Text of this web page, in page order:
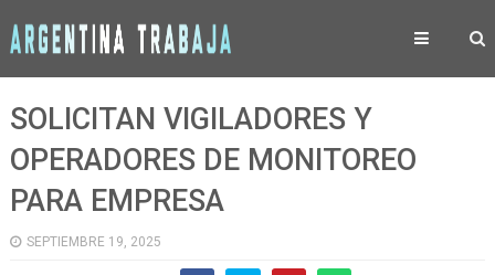
SOLICITAN VIGILADORES Y
OPERADORES DE MONITOREO
PARA EMPRESA
SEPTIEMBRE 19, 2025